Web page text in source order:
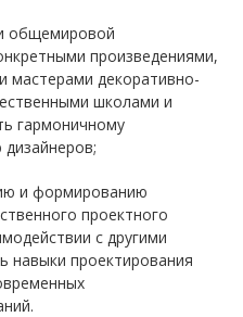
общемировой
произведениями,
мастерами декоративно-
школами и
гармоничному
и формированию
проектного
с другими
навыки проектирования